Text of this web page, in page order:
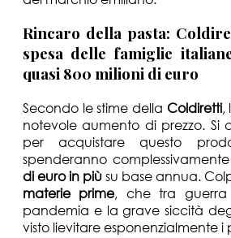
Rincaro della pasta:
spesa delle famiglie
quasi 800 milioni di euro
Secondo le stime della Coldiretti,
notevole aumento di prezzo. Si
per acquistare questo
spenderanno
di euro in piùsu base annua.
materie prime, che tra guerra
pandemia e la grave siccità
visto lievitare esponenzialmente i